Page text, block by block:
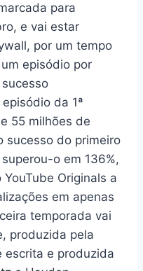
para
e vai estar
por um tempo
episódio por
sucesso
da 1ª
55 milhões de
sucesso do primeiro
o em 136%,
Originals a
em apenas
temporada vai
produzida pela
escrita e produzida